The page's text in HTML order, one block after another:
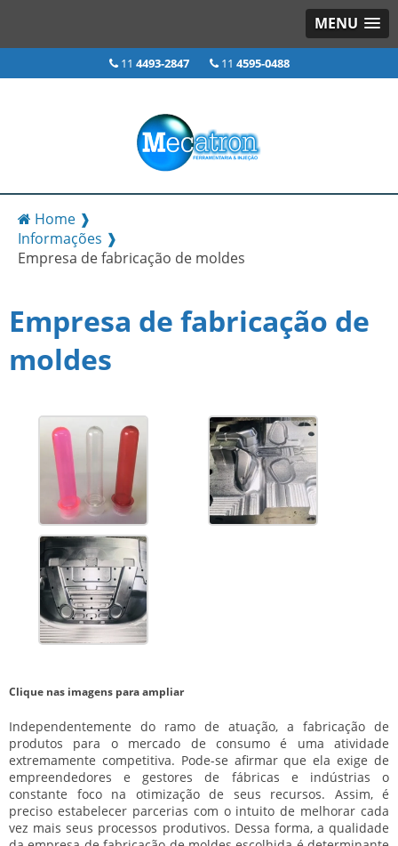
MENU
11 4493-2847 11 4595-0488
Home ❱
Informações ❱
Empresa de fabricação de moldes
Empresa de fabricação de
moldes
Clique nas imagens para ampliar
Independentemente do ramo de atuação, a fabricação de
produtos para o mercado de consumo é uma atividade
extremamente competitiva. Pode-se afirmar que ela exige de
empreendedores e gestores de fábricas e indústrias o
constante foco na otimização de seus recursos. Assim, é
preciso estabelecer parcerias com o intuito de melhorar cada
vez mais seus processos produtivos. Dessa forma, a qualidade